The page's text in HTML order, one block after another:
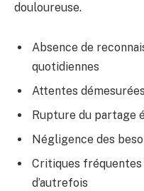
douloureuse.
Absence de
quotidiennes
Attentes
Rupture du partage
Négligence des
Critiques
d’autrefois